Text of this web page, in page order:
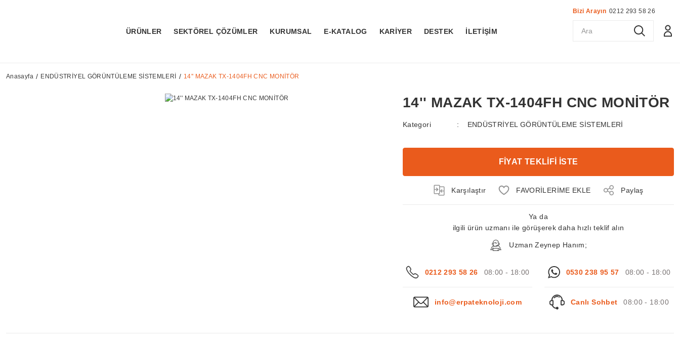
ÜRÜNLER SEKTÖREL ÇÖZÜMLER KURUMSAL E-KATALOG KARİYER DESTEK İLETİŞİM
Bizi Arayın 0212 293 58 26
Anasayfa ENDÜSTRİYEL GÖRÜNTÜLEME SİSTEMLERİ 14'' MAZAK TX-1404FH CNC MONİTÖR
14'' MAZAK TX-1404FH CNC MONİTÖR
Kategori ENDÜSTRİYEL GÖRÜNTÜLEME SİSTEMLERİ
FİYAT TEKLİFİ İSTE
Karşılaştır Paylaş
Ya da
ilgili ürün uzmanı ile görüşerek daha hızlı teklif alın
Uzman Zeynep Hanım;
0212 293 58 26 08:00 - 18:00 0530 238 95 57 08:00 - 18:00
info@erpateknoloji.com Canlı Sohbet 08:00 - 18:00